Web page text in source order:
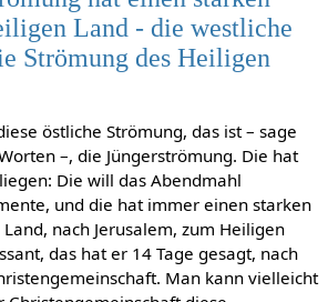
Land - die westliche
Strömung des Heiligen
östliche Strömung, das ist – sage
–, die Jüngerströmung. Die hat
Die will das Abendmahl
und die hat immer einen starken
nach Jerusalem, zum Heiligen
das hat er 14 Tage gesagt, nach
Man kann vielleicht